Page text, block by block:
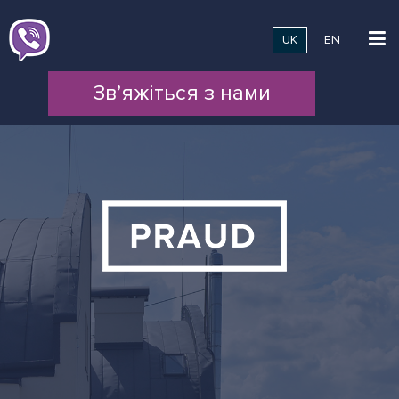
UK EN
Зв’яжіться з нами